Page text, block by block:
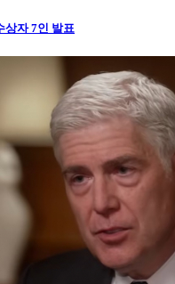
상자 7인 발표